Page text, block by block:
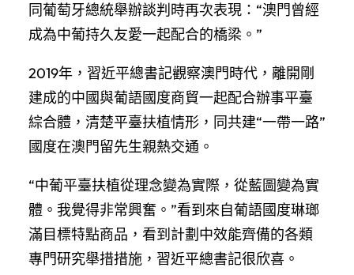
同葡萄牙總統舉辦談判時再次表現：“澳門曾經
成為中葡持久友愛一起配合的橋梁。”
2019年，習近平總書記觀察澳門時代，離開剛
建成的中國與葡語國度商貿一起配合辦事平臺
綜合體，清楚平臺扶植情形，同共建“一帶一路”
國度在澳門留先生親熱交通。
“中葡平臺扶植從理念變為實際，從藍圖變為實
體。我覺得非常興奮。”看到來自葡語國度琳瑯
滿目標特點商品，看到計劃中效能齊備的各類
專門研究舉措措施，習近平總書記很欣喜。